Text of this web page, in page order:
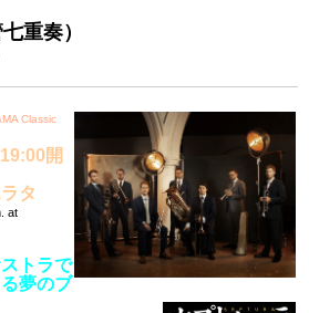
重奏）
Classic
開
タ
at
トラで
夢のブ